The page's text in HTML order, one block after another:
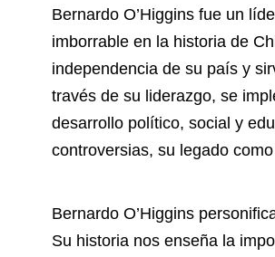
Bernardo O’Higgins fue un
imborrable en la historia de
independencia de su país y
través de su liderazgo, se
desarrollo político, social y
controversias, su legado
Bernardo O’Higgins
Su historia nos enseña la